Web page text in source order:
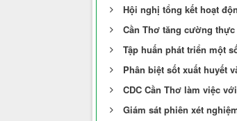
Hội nghị tổng kết hoạt
Cần Thơ tăng cường
Tập huấn phát triển một
Phân biệt sốt xuất huyết
CDC Cần Thơ làm việc
Giám sát phiên xét